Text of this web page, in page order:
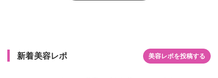
新着美容レポ 美容レポを投稿する